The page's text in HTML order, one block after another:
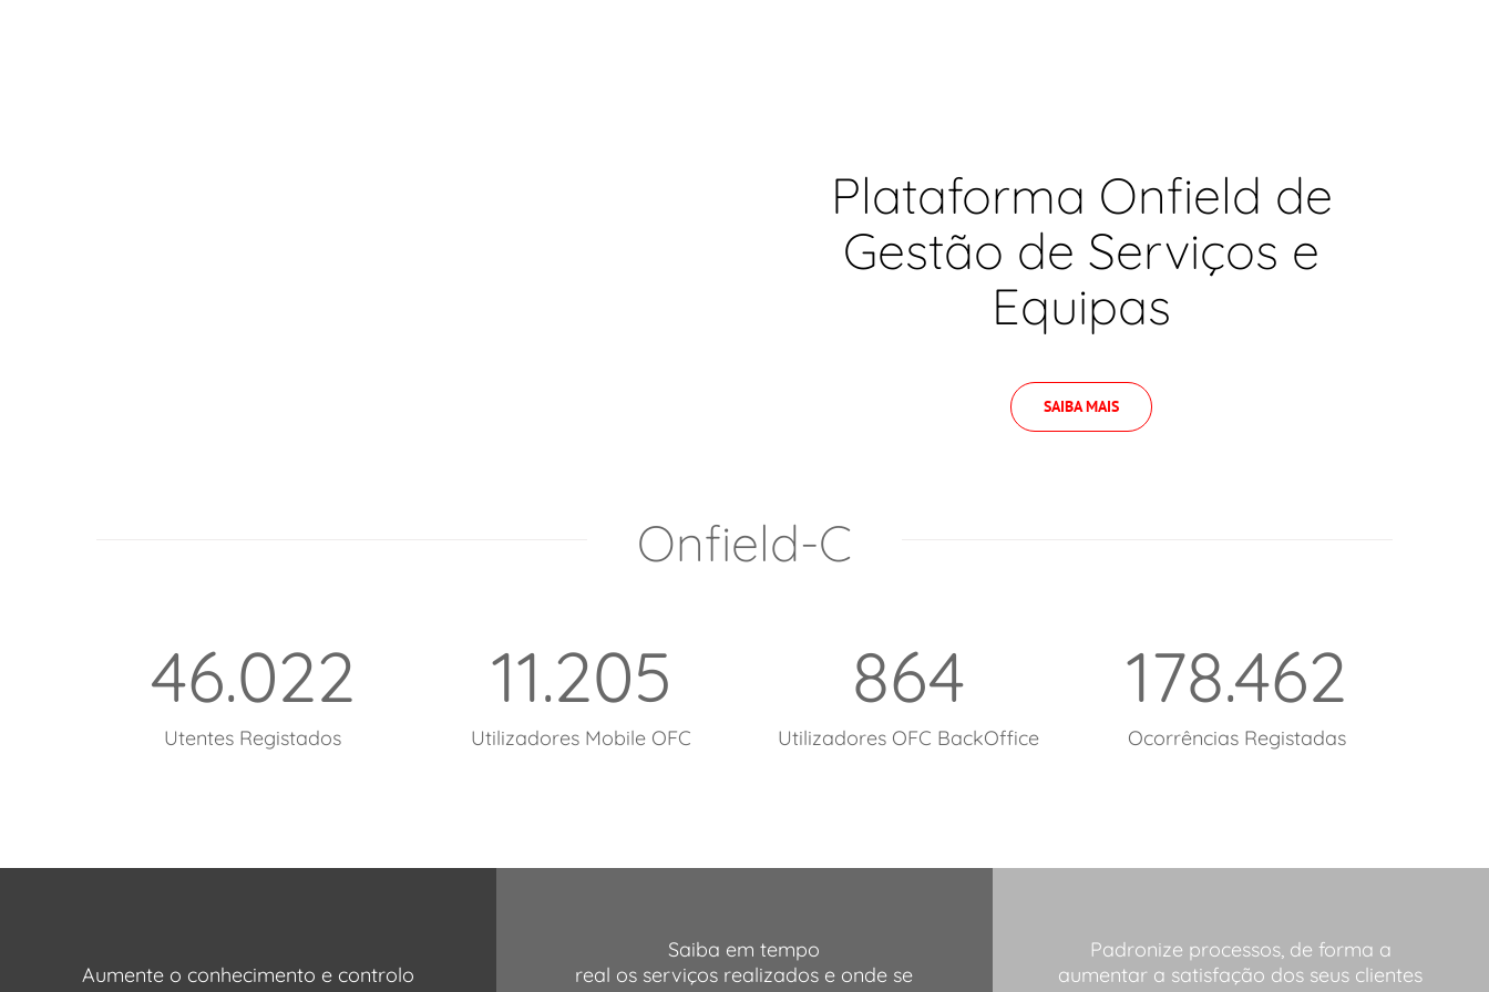
Plataforma Onfield de
Gestão de Serviços e
Equipas
SAIBA MAIS
Onfield-C
46.022
Utentes Registados
11.205
Utilizadores Mobile OFC
864
Utilizadores OFC BackOffice
178.462
Ocorrências Registadas
Aumente o conhecimento e controlo
Saiba em tempo
real os serviços realizados e onde se
Padronize processos, de forma a
aumentar a satisfação dos seus clientes